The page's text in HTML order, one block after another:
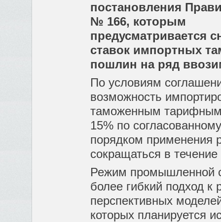
постановления
№ 166, которым
предусматривается
ставок импортных
пошлин на ряд
По условиям
возможность
таможенным тарифным
15% по
порядком применения
сокращаться в
Режим промышленной
более гибкий подход
перспективных
которых планируется